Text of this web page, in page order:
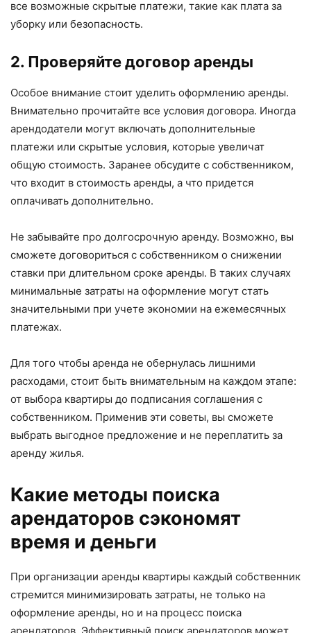
все возможные скрытые платежи, такие как плата за
уборку или безопасность.
2. Проверяйте договор аренды
Особое внимание стоит уделить оформлению аренды.
Внимательно прочитайте все условия договора. Иногда
арендодатели могут включать дополнительные
платежи или скрытые условия, которые увеличат
общую стоимость. Заранее обсудите с собственником,
что входит в стоимость аренды, а что придется
оплачивать дополнительно.
Не забывайте про долгосрочную аренду. Возможно, вы
сможете договориться с собственником о снижении
ставки при длительном сроке аренды. В таких случаях
минимальные затраты на оформление могут стать
значительными при учете экономии на ежемесячных
платежах.
Для того чтобы аренда не обернулась лишними
расходами, стоит быть внимательным на каждом этапе:
от выбора квартиры до подписания соглашения с
собственником. Применив эти советы, вы сможете
выбрать выгодное предложение и не переплатить за
аренду жилья.
Какие методы поиска
арендаторов сэкономят
время и деньги
При организации аренды квартиры каждый собственник
стремится минимизировать затраты, не только на
оформление аренды, но и на процесс поиска